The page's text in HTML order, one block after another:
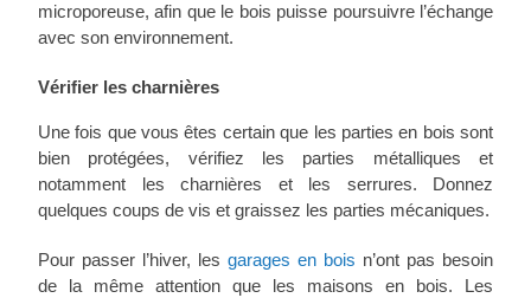
microporeuse, afin que le bois puisse poursuivre l’échange
avec son environnement.
Vérifier les charnières
Une fois que vous êtes certain que les parties en bois sont
bien protégées, vérifiez les parties métalliques et
notamment les charnières et les serrures. Donnez
quelques coups de vis et graissez les parties mécaniques.
Pour passer l’hiver, les garages en bois n’ont pas besoin
de la même attention que les maisons en bois. Les